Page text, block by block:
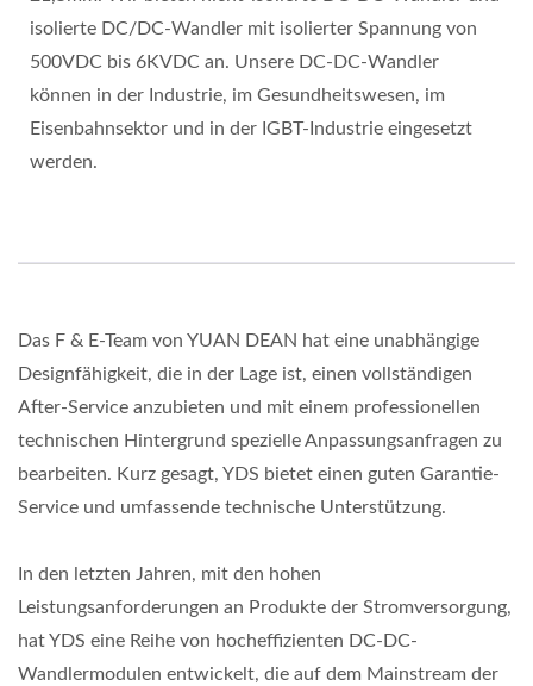
isolierte DC/DC-Wandler mit isolierter Spannung von
500VDC bis 6KVDC an. Unsere DC-DC-Wandler
können in der Industrie, im Gesundheitswesen, im
Eisenbahnsektor und in der IGBT-Industrie eingesetzt
werden.
Das F & E-Team von YUAN DEAN hat eine unabhängige
Designfähigkeit, die in der Lage ist, einen vollständigen
After-Service anzubieten und mit einem professionellen
technischen Hintergrund spezielle Anpassungsanfragen zu
bearbeiten. Kurz gesagt, YDS bietet einen guten Garantie-
Service und umfassende technische Unterstützung.
In den letzten Jahren, mit den hohen
Leistungsanforderungen an Produkte der Stromversorgung,
hat YDS eine Reihe von hocheffizienten DC-DC-
Wandlermodulen entwickelt, die auf dem Mainstream der